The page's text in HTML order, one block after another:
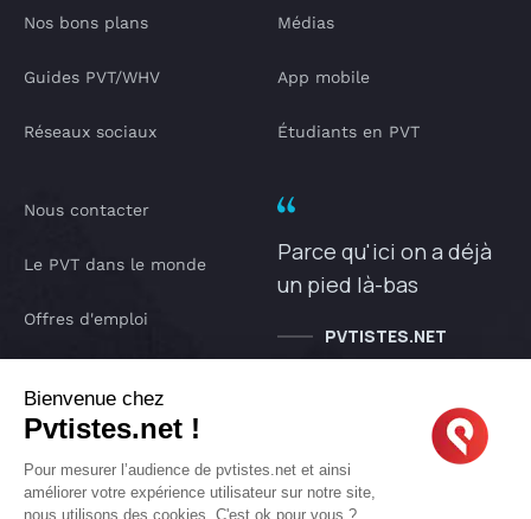
Nos bons plans
Guides PVT/WHV
Réseaux sociaux
Médias
App mobile
Étudiants en PVT
Nous contacter
Le PVT dans le monde
Offres d'emploi
IA pvtistes
Parce qu'ici on a déjà
un pied là-bas
PVTISTES.NET
Bienvenue chez
Pvtistes.net !
Pour mesurer l’audience de pvtistes.net et ainsi
améliorer votre expérience utilisateur sur notre site,
nous utilisons des cookies. C'est ok pour vous ?